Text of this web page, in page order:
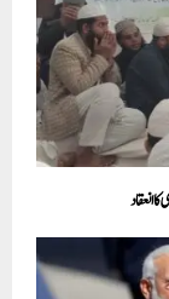
انعقاد